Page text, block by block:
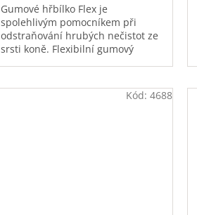
Gumové hřbílko Flex je
spolehlivým pomocníkem při
odstraňování hrubých nečistot ze
srsti koně. Flexibilní gumový
Kód: 4688